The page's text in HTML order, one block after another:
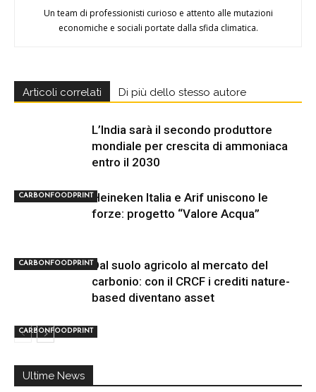
Un team di professionisti curioso e attento alle mutazioni
economiche e sociali portate dalla sfida climatica.
Articoli correlati Di più dello stesso autore
CARBONFOODPRINT
L’India sarà il secondo produttore
mondiale per crescita di ammoniaca
entro il 2030
CARBONFOODPRINT
Heineken Italia e Arif uniscono le
forze: progetto “Valore Acqua”
CARBONFOODPRINT
Dal suolo agricolo al mercato del
carbonio: con il CRCF i crediti nature-
based diventano asset
Ultime News